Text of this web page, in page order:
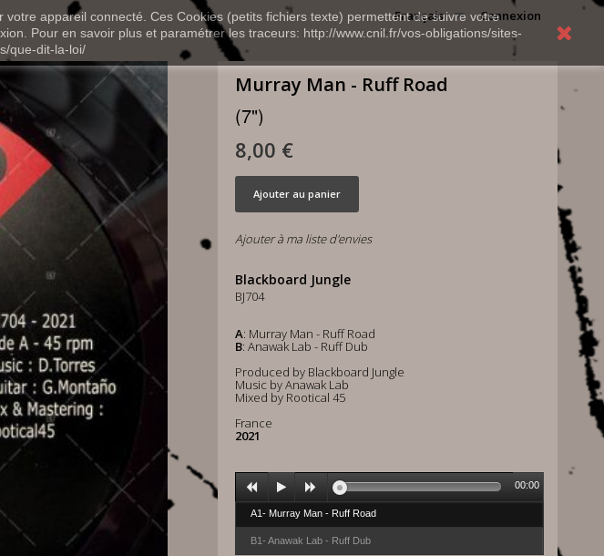
appareil connecté. Ces Cookies (petits fichiers texte) permettent de suivre votre
Pour en savoir plus et paramétrer les traceurs: http://www.cnil.fr/vos-obligations/sites-
que-dit-la-loi/
Connexion
Français
Murray Man - Ruff Road
(7")
8,00 €
Ajouter au panier
Ajouter à ma liste d'envies
Blackboard Jungle
BJ704
A: Murray Man - Ruff Road
B: Anawak Lab - Ruff Dub
Produced by Blackboard Jungle
Music by Anawak Lab
Mixed by Rootical 45
France
2021
A1- Murray Man - Ruff Road
B1- Anawak Lab - Ruff Dub
00:00